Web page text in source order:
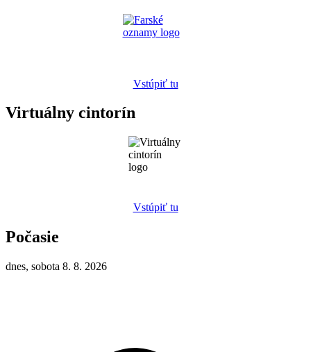
Vstúpiť tu
Virtuálny cintorín
Vstúpiť tu
Počasie
dnes, sobota 8. 8. 2026